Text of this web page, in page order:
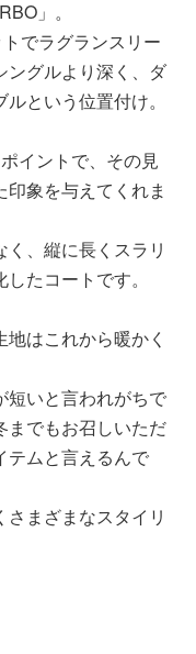
」。
でラグランスリー
ングルより深く、ダ
という位置付け。
イントで、その見
象を与えてくれま
、縦に長くスラリ
たコートです。
はこれから暖かく
短いと言われがちで
までもお召しいただ
テムと言えるんで
まざまなスタイリ